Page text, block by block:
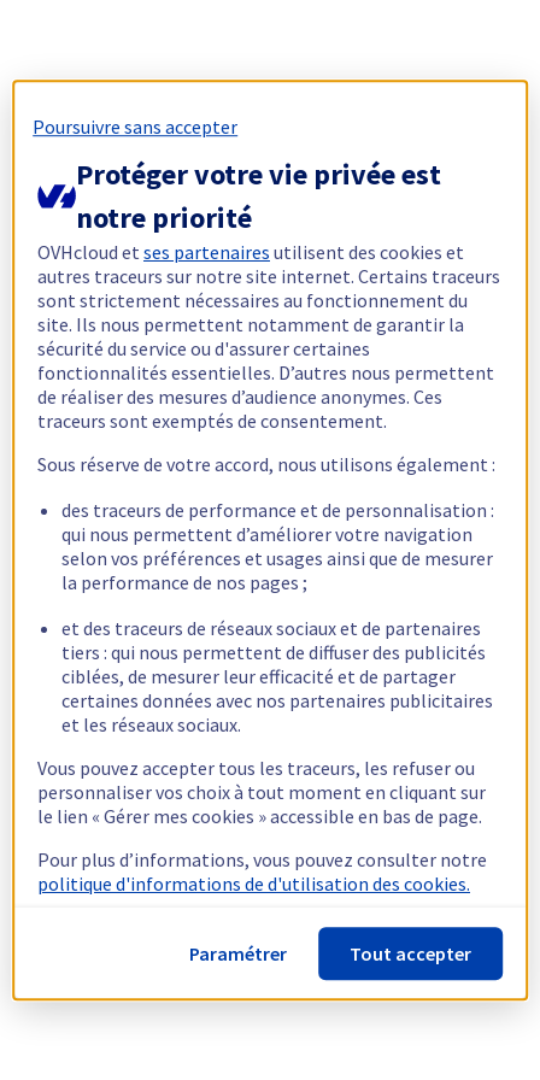
Poursuivre sans accepter
Protéger votre vie privée est
notre priorité
OVHcloud etses partenaires utilisent des cookies et
autres traceurs sur notre site internet. Certains traceurs
sont strictement nécessaires au fonctionnement du
site. Ils nous permettent notamment de garantir la
sécurité du service ou d'assurer certaines
fonctionnalités essentielles. D’autres nous permettent
de réaliser des mesures d’audience anonymes. Ces
traceurs sont exemptés de consentement.
Sous réserve de votre accord, nous utilisons également :
des traceurs de performance et de personnalisation :
qui nous permettent d’améliorer votre navigation
selon vos préférences et usages ainsi que de mesurer
la performance de nos pages ;
et des traceurs de réseaux sociaux et de partenaires
tiers : qui nous permettent de diffuser des publicités
ciblées, de mesurer leur efficacité et de partager
certaines données avec nos partenaires publicitaires
et les réseaux sociaux.
Vous pouvez accepter tous les traceurs, les refuser ou
personnaliser vos choix à tout moment en cliquant sur
le lien « Gérer mes cookies » accessible en bas de page.
Pour plus d’informations, vous pouvez consulter notre
politique d'informations de d'utilisation des cookies.
Paramétrer Tout accepter